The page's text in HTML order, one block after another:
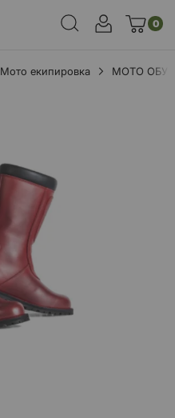
0
Мото екипировка
МОТО